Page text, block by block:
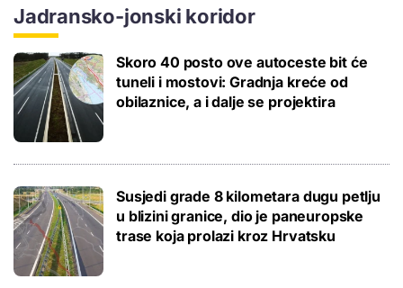
Jadransko-jonski koridor
Skoro 40 posto ove autoceste bit će
tuneli i mostovi: Gradnja kreće od
obilaznice, a i dalje se projektira
Susjedi grade 8 kilometara dugu petlju
u blizini granice, dio je paneuropske
trase koja prolazi kroz Hrvatsku